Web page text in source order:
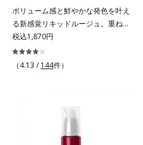
8アイテム分の機能を3ステップに集
約し、よりシンプルなお手入れで、
ハリ・ツヤのある好印象な清潔透明
肌(*1)へ導きます。*1 うるおいによ
る透明感のある肌*2 男性の顔画像
かさ印象が高く評価されたこと*3
2022年12月22日時点で、科学文献
ボリューム感と鮮やかな発色を叶え
る新感覚リキッドルージュ。重ねる
ほど、鮮やかにボリューミーに。1
本で美しい仕上がりを叶えるリキッ
ドルージュです。唇の凹凸を均一に
唇への密着感を高め色持ちを叶える
「カラーウェアリング処方」で、う
るおいのあるふっくらとした唇とつ
税込1,870円
（4.13 / 144件）